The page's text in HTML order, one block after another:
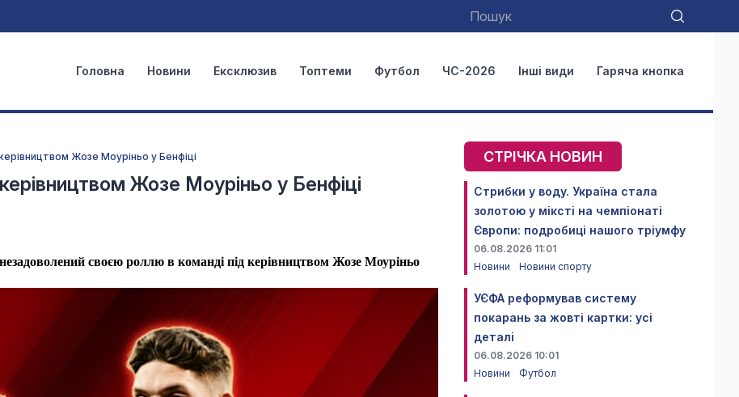
Головна Новини Ексклюзив Топтеми Футбол ЧС-2026 Інші види Гаряча кнопка
Жозе Моуріньо у Бенфіці
Жозе Моуріньо у Бенфіці
своєю роллю в команді під керівництвом Жозе Моуріньо
СТРІЧКА НОВИН
Стрибки у воду. Україна стала
золотою у міксті на чемпіонаті
Європи: подробиці нашого тріумфу
06.08.2026 11:01
Новини
Новини спорту
УЄФА реформував систему
покарань за жовті картки: усі
деталі
06.08.2026 10:01
Новини
Футбол